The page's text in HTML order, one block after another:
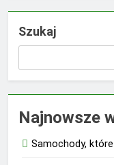
Szukaj
Najnowsze
Samochody,